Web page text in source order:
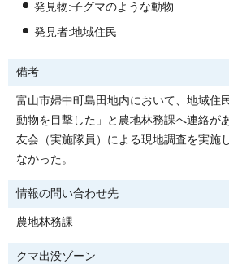
発見物:子グマのような動物
発見者:地域住民
備考
富山市婦中町島田地内において、地域住
動物を目撃した」と農地林務課へ連絡が
友会（実施隊員）による現地調査を実施
なかった。
情報の問い合わせ先
農地林務課
クマ出没ゾーン